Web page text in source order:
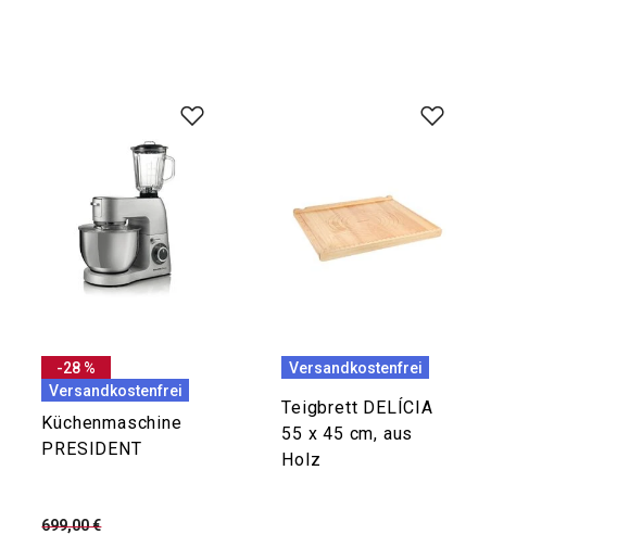
-28 %
Versandkostenfrei
Küchenmaschine
PRESIDENT
699,00 €
Versandkostenfrei
Teigbrett DELÍCIA
55 x 45 cm, aus
Holz